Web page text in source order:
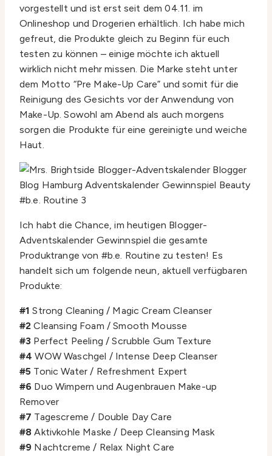
vorgestellt und ist erst seit dem 04.11. im
Onlineshop und Drogerien erhältlich. Ich habe mich
gefreut, die Produkte gleich zu Beginn für euch
testen zu können – einige möchte ich aktuell
wirklich nicht mehr missen. Die Marke steht unter
dem Motto “Pre Make-Up Care” und somit für die
Reinigung des Gesichts vor der Anwendung von
Make-Up. Sowohl am Abend als auch morgens
sorgen die Produkte für eine gereinigte und weiche
Haut.
Ich habt die Chance, im heutigen Blogger-
Adventskalender Gewinnspiel die gesamte
Produktrange von #b.e. Routine zu testen! Es
handelt sich um folgende neun, aktuell verfügbaren
Produkte:
#1 Strong Cleaning / Magic Cream Cleanser
#2 Cleansing Foam / Smooth Mousse
#3 Perfect Peeling / Scrubble Gum Texture
#4 WOW Waschgel / Intense Deep Cleanser
#5 Tonic Water / Refreshment Expert
#6 Duo Wimpern und Augenbrauen Make-up
Remover
#7 Tagescreme / Double Day Care
#8 Aktivkohle Maske / Deep Cleansing Mask
#9 Nachtcreme / Relax Night Care